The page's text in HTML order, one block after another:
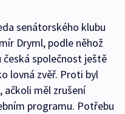
senátorského klubu
Dryml, podle něhož
společnost ještě
lovná zvěř. Proti byl
ačkoli měl zrušení
programu. Potřebu